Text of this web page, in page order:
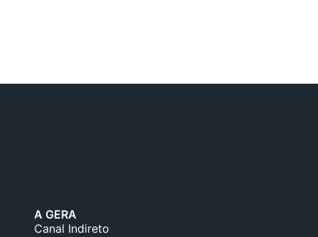
A GERA
Canal Indireto